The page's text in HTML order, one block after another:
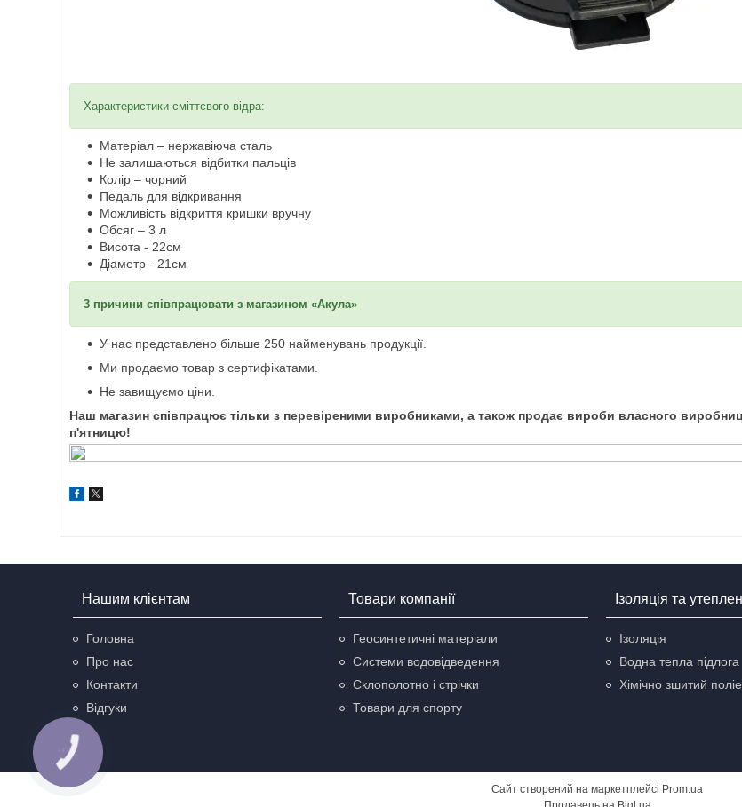
Характеристики сміттєвого відра:
Матеріал – нержавіюча сталь
Не залишаються відбитки пальців
Колір – чорний
Педаль для відкривання
Можливість відкриття кришки вручну
Обсяг – 3 л
Висота - 22см
Діаметр - 21см
3 причини співпрацювати з магазином «Акула»
У нас представлено більше 250 найменувань продукції.
Ми продаємо товар з сертифікатами.
Не завищуємо ціни.
Наш магазин співпрацює тільки з перевіреними виробниками, а також продає вироби власного
п'ятницю!
Нашим клієнтам
Головна
Про нас
Контакти
Відгуки
Товари компанії
Геосинтетичні матеріали
Системи водовідведення
Склополотно і стрічки
Товари для спорту
Ізоляція та
Ізоляція
Водна тепла підлога
Хімічно зшитий
Сайт створений на маркетплейсі Prom.ua
КНОПКА
ЗВ'ЯЗКУ